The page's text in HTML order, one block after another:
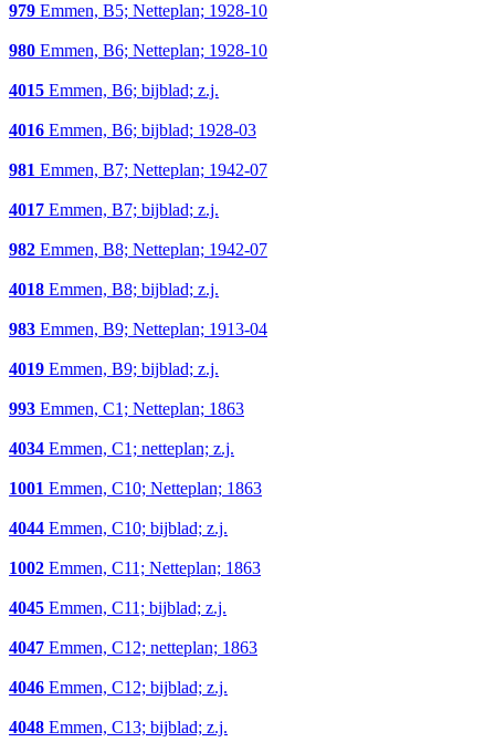
979 Emmen, B5; Netteplan; 1928-10
980 Emmen, B6; Netteplan; 1928-10
4015 Emmen, B6; bijblad; z.j.
4016 Emmen, B6; bijblad; 1928-03
981 Emmen, B7; Netteplan; 1942-07
4017 Emmen, B7; bijblad; z.j.
982 Emmen, B8; Netteplan; 1942-07
4018 Emmen, B8; bijblad; z.j.
983 Emmen, B9; Netteplan; 1913-04
4019 Emmen, B9; bijblad; z.j.
993 Emmen, C1; Netteplan; 1863
4034 Emmen, C1; netteplan; z.j.
1001 Emmen, C10; Netteplan; 1863
4044 Emmen, C10; bijblad; z.j.
1002 Emmen, C11; Netteplan; 1863
4045 Emmen, C11; bijblad; z.j.
4047 Emmen, C12; netteplan; 1863
4046 Emmen, C12; bijblad; z.j.
4048 Emmen, C13; bijblad; z.j.